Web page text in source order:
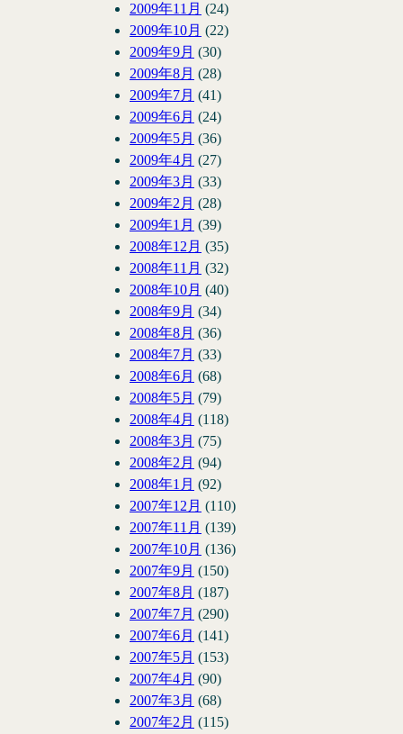
2009年11月 (24)
2009年10月 (22)
2009年9月 (30)
2009年8月 (28)
2009年7月 (41)
2009年6月 (24)
2009年5月 (36)
2009年4月 (27)
2009年3月 (33)
2009年2月 (28)
2009年1月 (39)
2008年12月 (35)
2008年11月 (32)
2008年10月 (40)
2008年9月 (34)
2008年8月 (36)
2008年7月 (33)
2008年6月 (68)
2008年5月 (79)
2008年4月 (118)
2008年3月 (75)
2008年2月 (94)
2008年1月 (92)
2007年12月 (110)
2007年11月 (139)
2007年10月 (136)
2007年9月 (150)
2007年8月 (187)
2007年7月 (290)
2007年6月 (141)
2007年5月 (153)
2007年4月 (90)
2007年3月 (68)
2007年2月 (115)